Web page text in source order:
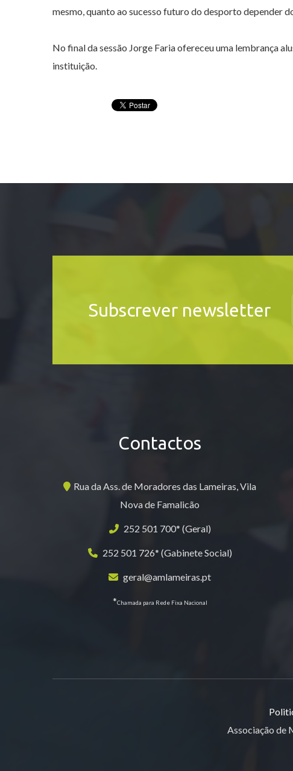
mesmo, quanto ao sucesso futuro do desporto depender
No final da sessão Jorge Faria ofereceu uma lembrança
instituição.
Subscrever newsletter
Contactos
Rua da Ass. de Moradores das Lameiras, Vila
Nova de Famalicão
252 501 700* (Geral)
252 501 726* (Gabinete Social)
geral@amlameiras.pt
*Chamada para Rede Fixa Nacional
Associação de